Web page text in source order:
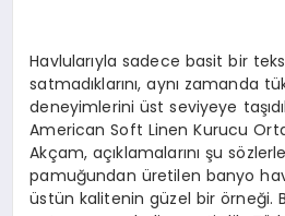
Havlularıyla sadece basit bir
satmadıklarını, aynı zamanda
deneyimlerini üst seviyeye
American Soft Linen Kurucu
Akçam, açıklamalarını şu
pamuğundan üretilen banyo
üstün kalitenin güzel bir örneği.